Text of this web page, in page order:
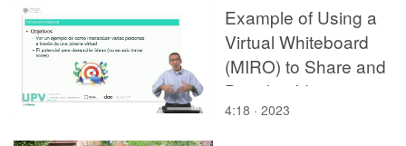
HISTORICOS. JOSEP
PARDO
Example of Using a
Virtual Whiteboard
(MIRO) to Share and
Develop Ideas in a
Meeting
4:18 · 2023